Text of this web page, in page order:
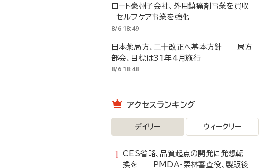
ロート豪州子会社、外用鎮痛剤事業を買収
セルフケア事業を強化
8/6 18:49
日本薬局方、二十改正へ基本方針 局方
部会、目標は31年4月施行
8/6 18:48
アクセスランキング
デイリー ウィークリー
CES省略、品質起点の開発に発想転
換を PMDA・栗林審査役、製販後